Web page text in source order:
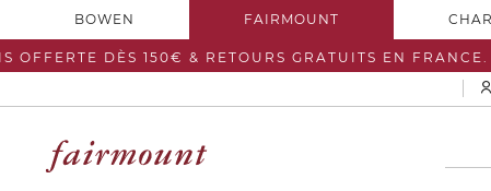
BOWEN FAIRMOUNT
OFFERTE DÈS 150€ & RETOURS GRATUITS EN FRANCE.